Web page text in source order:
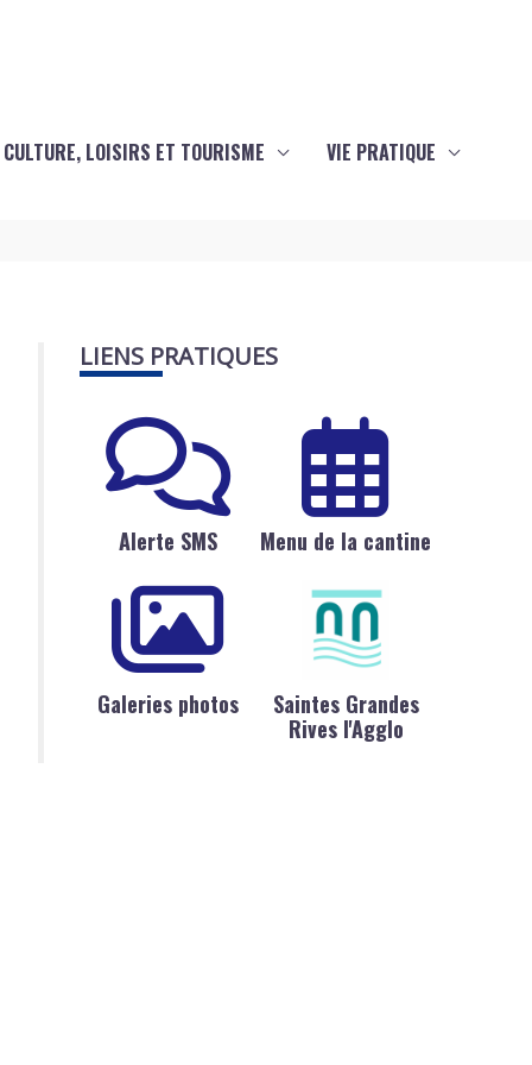
CULTURE, LOISIRS ET TOURISME VIE PRATIQUE
LIENS PRATIQUES
Alerte SMS Menu de la cantine
Galeries photos
Saintes Grandes
Rives l'Agglo